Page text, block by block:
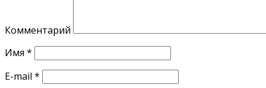
Комментарий
Имя *
E-mail *